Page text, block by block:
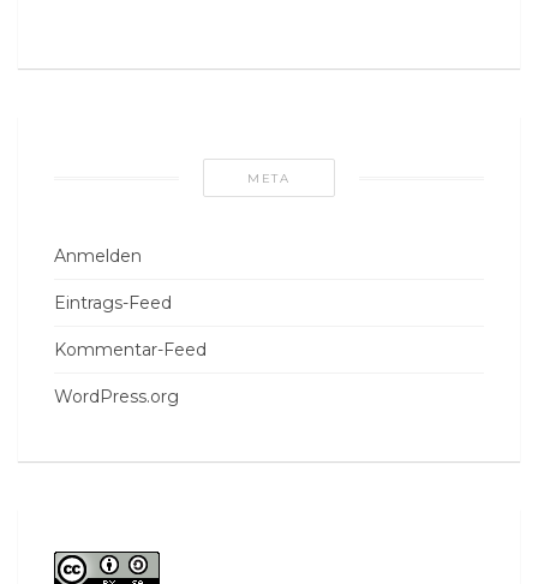
META
Anmelden
Eintrags-Feed
Kommentar-Feed
WordPress.org